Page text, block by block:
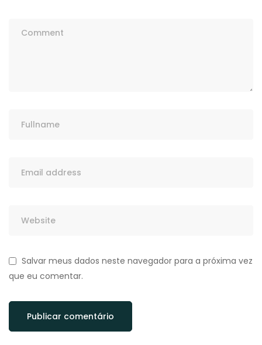
Salvar meus dados neste navegador para a próxima vez
que eu comentar.